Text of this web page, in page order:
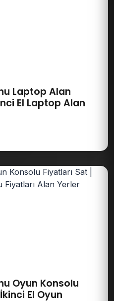
Laptop Alan
El Laptop Alan
Oyun Konsolu
El Oyun